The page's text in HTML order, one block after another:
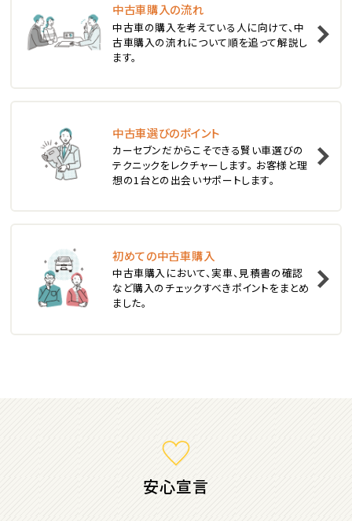
1位
2位
スバル
レガシィツーリングワゴン
3位
トヨタ
カローラフィールダー
2
中古車購入の流れ
中古車の購入を考えている人に向けて、中
古車購入の流れについて順を追って解説し
ます。
中古車選びのポイント
カーセブンだからこそできる賢い車選びの
テクニックをレクチャーします。 お客様と理
想の1台との出会いサポートします。
初めての中古車購入
中古車購入において、実車、見積書の確認
など購入のチェックすべきポイントをまとめ
ました。
安心宣言